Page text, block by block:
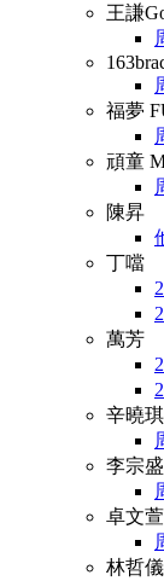
王謙
福夢
頑童
陳昇
丁噹
萬芳
辛曉琪
李宗盛
卓文萱
林哲儀